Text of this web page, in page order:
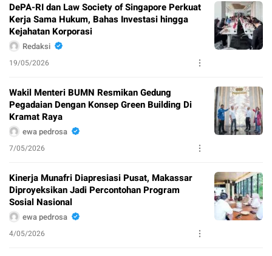
DePA-RI dan Law Society of Singapore Perkuat
Kerja Sama Hukum, Bahas Investasi hingga
Kejahatan Korporasi
Redaksi
19/05/2026
Wakil Menteri BUMN Resmikan Gedung
Pegadaian Dengan Konsep Green Building Di
Kramat Raya
ewa pedrosa
7/05/2026
Kinerja Munafri Diapresiasi Pusat, Makassar
Diproyeksikan Jadi Percontohan Program
Sosial Nasional
ewa pedrosa
4/05/2026